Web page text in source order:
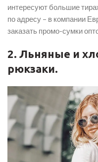
интересуют большие
по адресу – в компании
заказать промо-сумки
2. Льняные и
рюкзаки.